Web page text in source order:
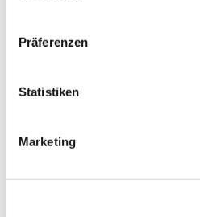
Präferenzen
Statistiken
Marketing
Tempelhof-Buckow